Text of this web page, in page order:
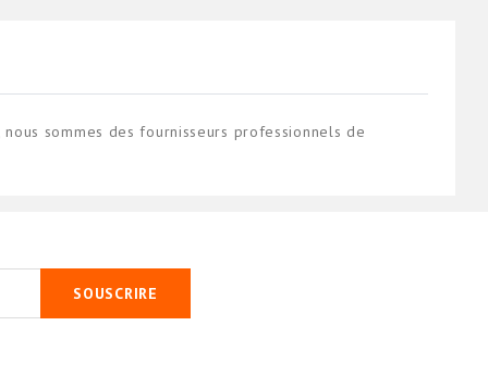
sommes des fournisseurs professionnels de
SOUSCRIRE